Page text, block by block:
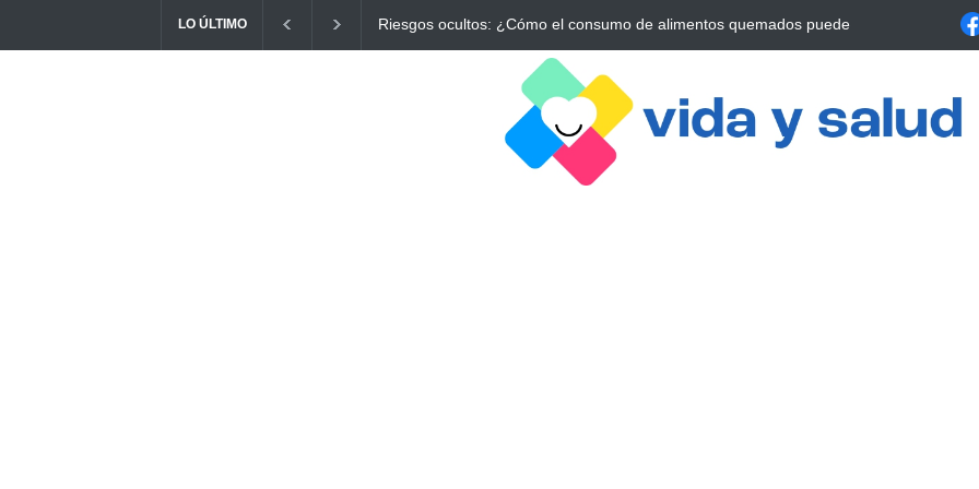
LO ÚLTIMO Ayuno Digital: La Estrategia Esencial para Mejorar tu Bienestar La conexión vital